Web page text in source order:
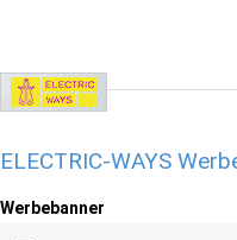
ELECTRIC-WAYS
Werbebanner